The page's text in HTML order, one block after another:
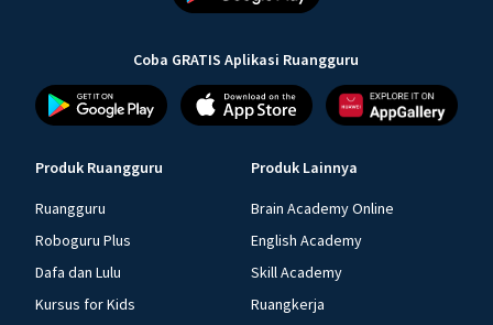
Coba GRATIS Aplikasi Ruangguru
Produk Ruangguru
Ruangguru
Roboguru Plus
Dafa dan Lulu
Kursus for Kids
Produk Lainnya
Brain Academy Online
English Academy
Skill Academy
Ruangkerja